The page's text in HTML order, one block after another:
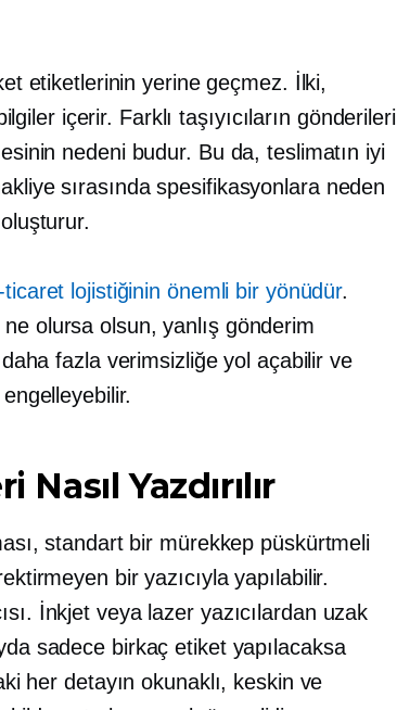
etiketlerinin yerine geçmez. İlki,
içerir. Farklı taşıyıcıların gönderileri
nedeni budur. Bu da, teslimatın iyi
sırasında spesifikasyonlara neden
lojistiğinin önemli bir yönüdür.
olursa olsun, yanlış gönderim
fazla verimsizliğe yol açabilir ve
Yazdırılır
standart bir mürekkep püskürtmeli
bir yazıcıyla yapılabilir.
İnkjet veya lazer yazıcılardan uzak
sadece birkaç etiket yapılacaksa
her detayın okunaklı, keskin ve